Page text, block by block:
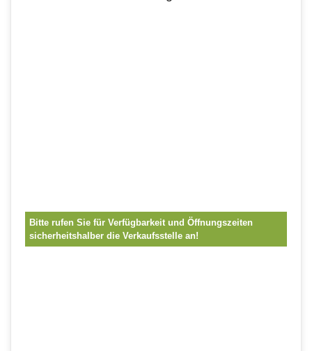
Bitte rufen Sie für Verfügbarkeit und Öffnungszeiten
sicherheitshalber die Verkaufsstelle an!